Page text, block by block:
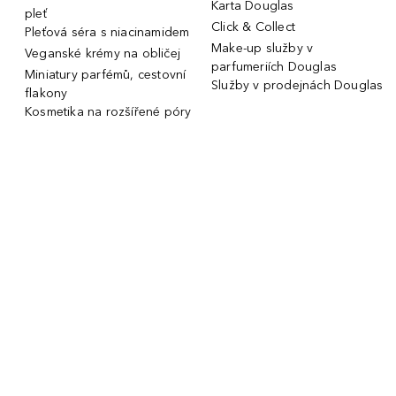
pleť
Pleťová séra s niacinamidem
Veganské krémy na obličej
Miniatury parfémů, cestovní
flakony
Kosmetika na rozšířené póry
Karta Douglas
Click & Collect
Make-up služby v
parfumeriích Douglas
Služby v prodejnách Douglas